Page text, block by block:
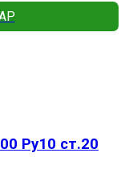
Ру10 ст.20